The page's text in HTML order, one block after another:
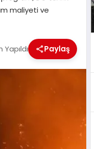
maliyeti ve
Paylaş